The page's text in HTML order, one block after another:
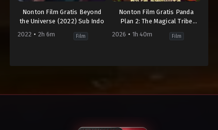
Nonton Film Gratis Beyond
the Universe (2022) Sub Indo
2022
2h 6m Film
Brazil,
United
Nonton Film Gratis Panda
Plan 2: The Magical Tribe
(2026) Sub Indo
2026 1h 40m Film
China
United
Hui